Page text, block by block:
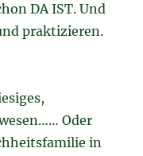
DA IST. Und
praktizieren.
Oder
in